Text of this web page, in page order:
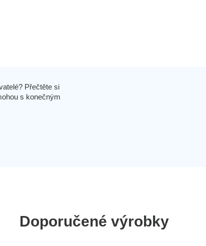
Přečtěte si
s konečným
Doporučené výrobky